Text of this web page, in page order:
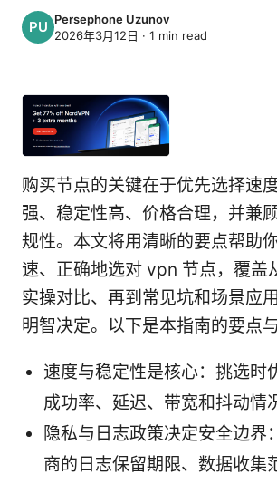
Persephone Uzunov
2026年3月12日 · 1 min read
购买节点的关键在于优先选择速
强、稳定性高、价格合理，并兼
规性。本文将用清晰的要点帮助
速、正确地选对 vpn 节点，覆盖
实操对比、再到常见坑和场景应
明智决定。以下是本指南的要点
速度与稳定性是核心：挑选时
成功率、延迟、带宽和抖动情
隐私与日志政策决定安全边界
商的日志保留期限、数据收集